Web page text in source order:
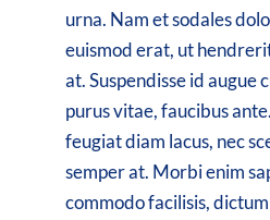
urna. Nam et sodales
euismod erat, ut
at. Suspendisse id augue
purus vitae, faucibus
feugiat diam lacus, nec
semper at. Morbi enim
commodo facilisis,